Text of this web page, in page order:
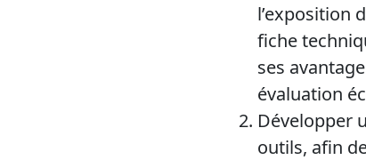
l’exposition
fiche
ses
évaluation
Développer
outils, afin